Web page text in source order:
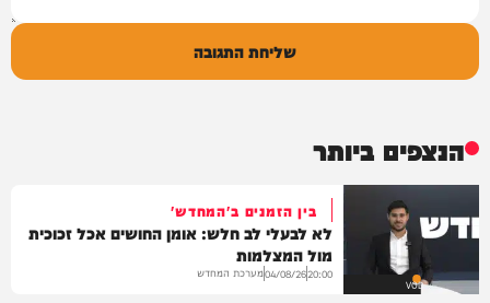
שליחת התגובה
הנצפים ביותר
VOD
בין הזמנים ב'המחדש'
לא לבעלי לב חלש: אומן החושים אכל זכוכית
מול המצלמות
20:00
04/08/26מערכת המחדש